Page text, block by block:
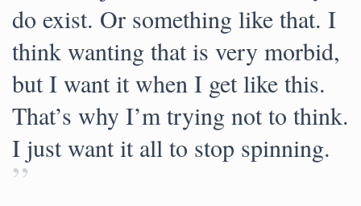
do exist. Or something like that. I
think wanting that is very morbid,
but I want it when I get like this.
That’s why I’m trying not to think.
I just want it all to stop spinning.
”